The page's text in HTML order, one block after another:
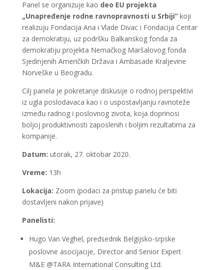
Panel se organizuje kao deo EU projekta
„Unapređenje rodne ravnopravnosti u Srbiji”koji
realizuju Fondacija Ana i Vlade Divac i Fondacija Centar
za demokratiju, uz podršku Balkanskog fonda za
demokratiju projekta Nemačkog Maršalovog fonda
Sjedinjenih Američkih Država i Ambasade Kraljevine
Norveške u Beogradu.
Cilj panela je pokretanje diskusije o rodnoj perspektivi
iz ugla poslodavaca kao i o uspostavljanju ravnoteže
između radnog i poslovnog zivota, koja doprinosi
boljoj produktivnosti zaposlenih i boljim rezultatima za
kompanije.
Datum: utorak, 27. oktobar 2020.
Vreme: 13h
Lokacija: Zoom (podaci za pristup panelu će biti
dostavljeni nakon prijave)
Panelisti:
Hugo Van Veghel, predsednik Belgijsko-srpske
poslovne asocijacije, Director and Senior Expert
M&E @TARA International Consulting Ltd.